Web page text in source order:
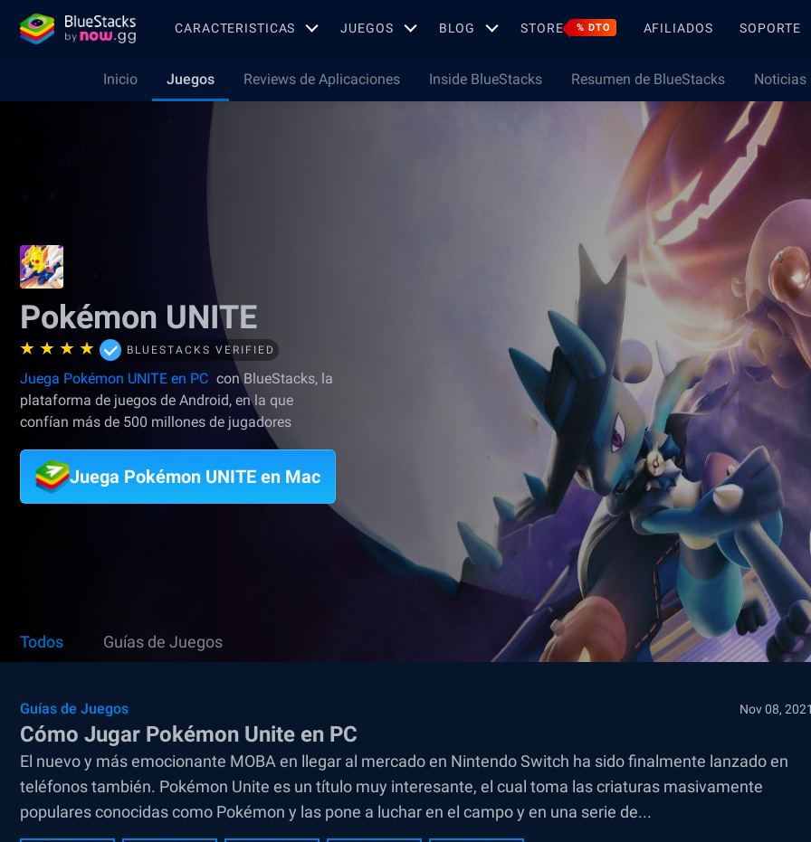
CARACTERISTICAS JUEGOS BLOG STORE % DTO AFILIADOS SOPORTE
Inicio Juegos Reviews de Aplicaciones Inside BlueStacks Resumen de BlueStacks Noticias
Pokémon UNITE
BLUESTACKS VERIFIED
Juega Pokémon UNITE en PC con BlueStacks, la
plataforma de juegos de Android, en la que
confían más de 500 millones de jugadores
Juega Pokémon UNITE en Mac
Todos Guías de Juegos
Guías de Juegos Nov 08,
Cómo Jugar Pokémon Unite en PC
El nuevo y más emocionante MOBA en llegar al mercado en Nintendo Switch ha sido finalmente lanzado en
teléfonos también. Pokémon Unite es un título muy interesante, el cual toma las criaturas masivamente
populares conocidas como Pokémon y las pone a luchar en el campo y en una serie de...